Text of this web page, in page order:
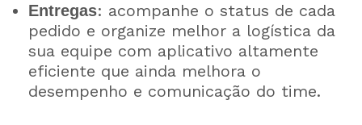
Entregas: acompanhe o status de cada
pedido e organize melhor a logística da
sua equipe com aplicativo altamente
eficiente que ainda melhora o
desempenho e comunicação do time.